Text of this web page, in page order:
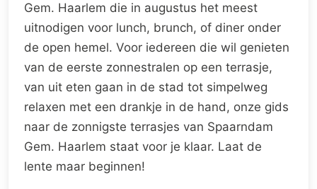
Gem. Haarlem die in augustus het meest
uitnodigen voor lunch, brunch, of diner onder
de open hemel. Voor iedereen die wil genieten
van de eerste zonnestralen op een terrasje,
van uit eten gaan in de stad tot simpelweg
relaxen met een drankje in de hand, onze gids
naar de zonnigste terrasjes van Spaarndam
Gem. Haarlem staat voor je klaar. Laat de
lente maar beginnen!